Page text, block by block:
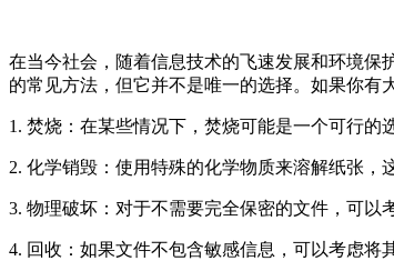
在当今社会，随着信息技术的飞速发展和环境保
的常见方法，但它并不是唯一的选择。如果你有
1. 焚烧：在某些情况下，焚烧可能是一个可行的
2. 化学销毁：使用特殊的化学物质来溶解纸张，
3. 物理破坏：对于不需要完全保密的文件，可以
4. 回收：如果文件不包含敏感信息，可以考虑将